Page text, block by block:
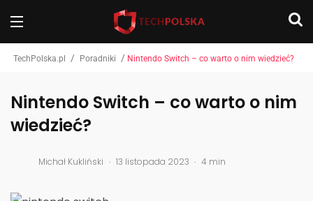
TechPolska.pl / Poradniki / Nintendo Switch – co warto o nim wiedzieć?
Nintendo Switch – co warto o nim
wiedzieć?
Michał Kukliński . 13 listopada 2023 . 4 min